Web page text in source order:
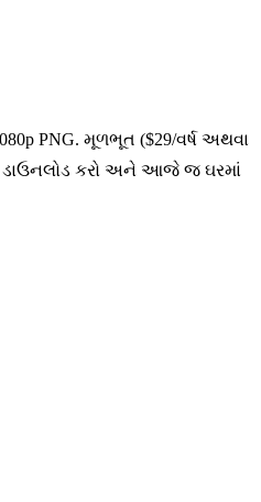
PNG. મૂળભૂત ($29/વર્ષ અથવા
ડાઉનલોડ કરો અને આજે જ ઘરમાં